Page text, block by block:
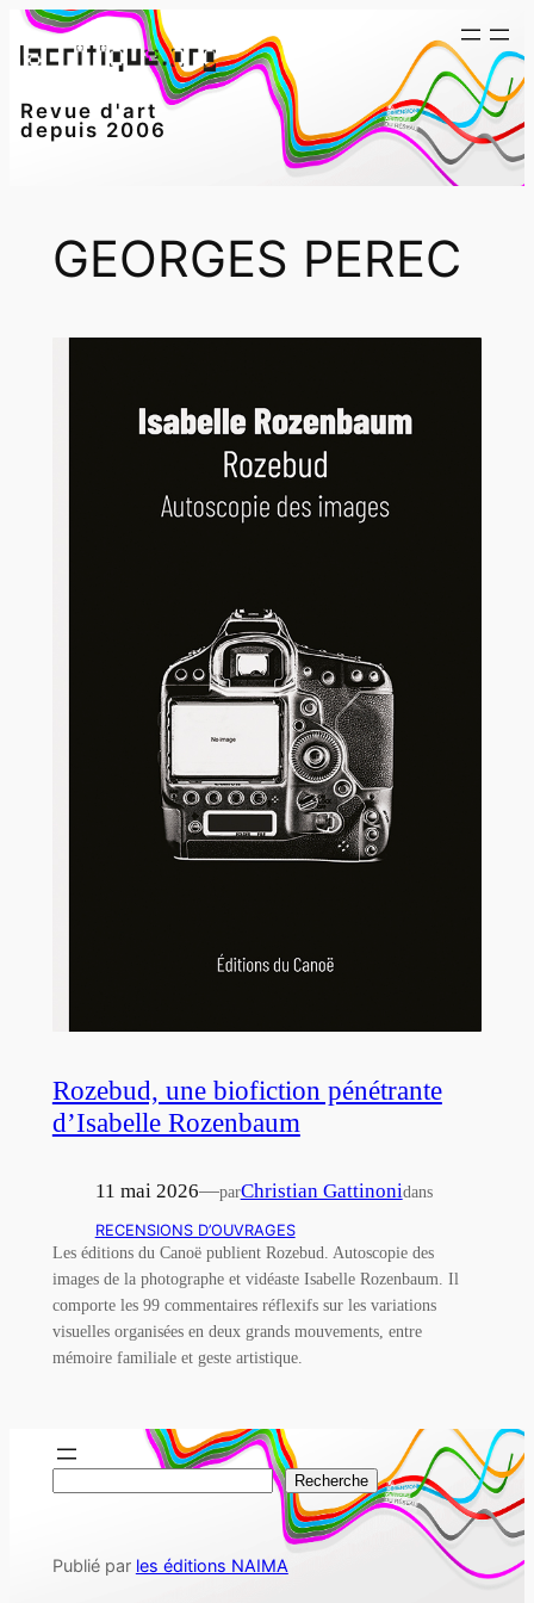
Aller
au
Revue d'art
depuis 2006
GEORGES PEREC
Rozebud, une biofiction pénétrante
d’Isabelle Rozenbaum
11 mai 2026—parChristian Gattinonidans
RECENSIONS D’OUVRAGES
Les éditions du Canoë publient Rozebud. Autoscopie des
images de la photographe et vidéaste Isabelle Rozenbaum. Il
comporte les 99 commentaires réflexifs sur les variations
visuelles organisées en deux grands mouvements, entre
mémoire familiale et geste artistique.
h
Recherche
Publié par les éditions NAIMA